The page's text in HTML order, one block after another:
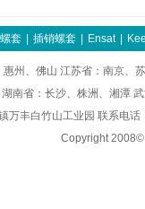
套 插销螺套 Ensat
州、佛山 江苏省：南京
南省：长沙、株洲、湘潭
万丰白竹山工业园 联系
Copyright